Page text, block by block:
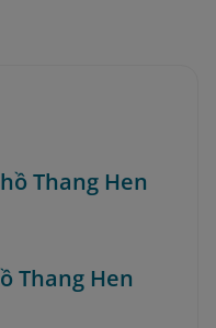
Thang Hen
Thang Hen